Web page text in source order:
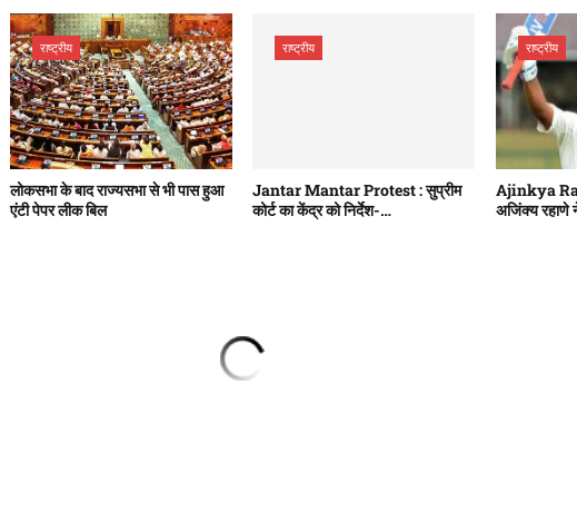
राष्ट्रीय
लोकसभा के बाद राज्यसभा से भी पास हुआ
एंटी पेपर लीक बिल
राष्ट्रीय
Jantar Mantar Protest : सुप्रीम
कोर्ट का केंद्र को निर्देश-…
राष्ट्रीय
Ajinkya
अजिंक्य